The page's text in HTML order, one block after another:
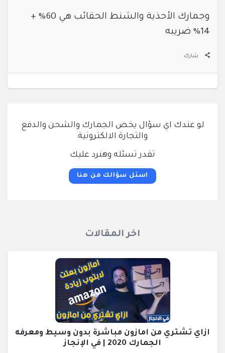
وجمارك الأحذية والشنط الحقائب هي 60% +
14% ضريبه
شارك
لو عندك اي سؤال يخص الجمارك والشحن والدفع
والتجارة الالكترونية
تقدر تسئله وهنرد عليك
اسئل سؤالك من هنا
اخر المقالات
ازاي تشتري من امازون مباشرة بدون وسيط ومعرفه
الجمارك 2020 | في الإنجاز